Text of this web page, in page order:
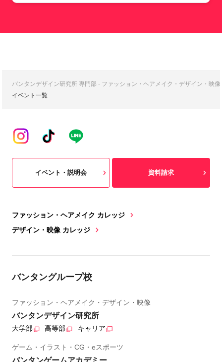
バンタンデザイン研究所 専門部 - ファッション・ヘアメイク・デザイン・映
イベント一覧
ファッション・ヘアメイク カレッジ
デザイン・映像 カレッジ
イベント・説明会 資料請求
バンタングループ校
ファッション・ヘアメイク・デザイン・映像
バンタンデザイン研究所
大学部 高等部 キャリア
ゲーム・イラスト・CG・eスポーツ
バンタンゲームアカデミー